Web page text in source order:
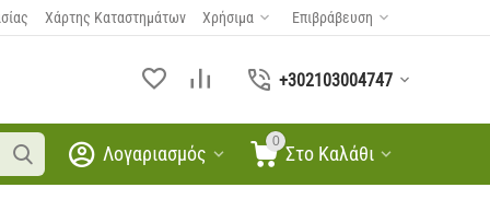
Χάρτης Καταστημάτων Χρήσιμα Επιβράβευση
+302103004747
0
Στο Καλάθι
Λογαριασμός